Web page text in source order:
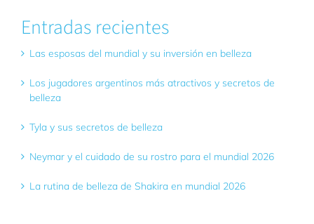
Entradas recientes
Las esposas del mundial y su inversión en belleza
Los jugadores argentinos más atractivos y secretos de
belleza
Tyla y sus secretos de belleza
Neymar y el cuidado de su rostro para el mundial 2026
La rutina de belleza de Shakira en mundial 2026